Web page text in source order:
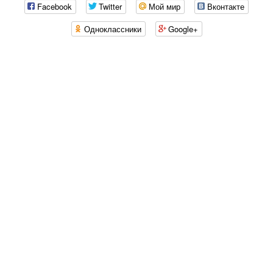
Facebook Twitter Мой мир
Вконтакте
Одноклассники
Google+